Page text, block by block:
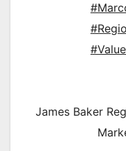
James Baker